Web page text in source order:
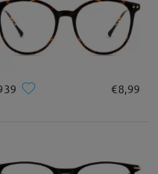
tocco retrò e giocoso
€8,99